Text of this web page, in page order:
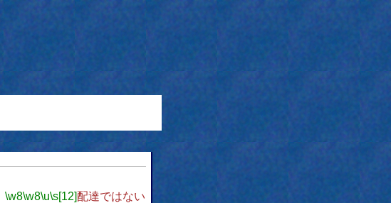
\w8\w8\u\s[12]配達ではない